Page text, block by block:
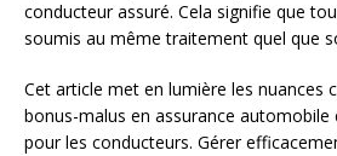
conducteur assuré. Cela signifie que
soumis au même traitement quel que
Cet article met en lumière les nuances
bonus-malus en assurance automobile
pour les conducteurs. Gérer